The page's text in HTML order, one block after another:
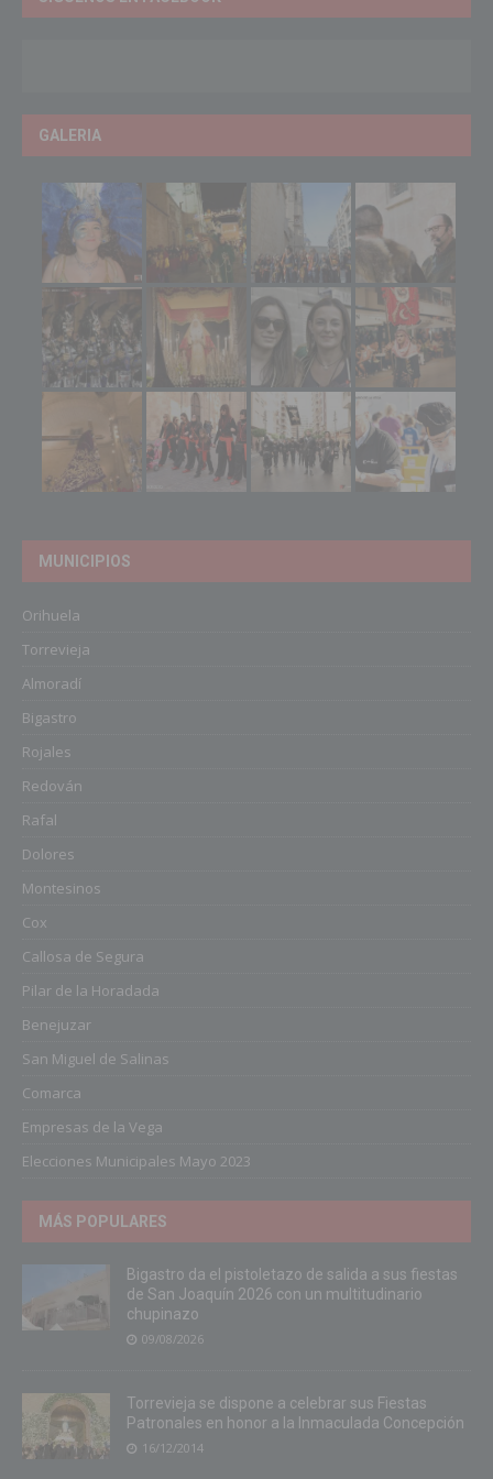
GALERIA
MUNICIPIOS
Orihuela
Torrevieja
Almoradí
Bigastro
Rojales
Redován
Rafal
Dolores
Montesinos
Cox
Callosa de Segura
Pilar de la Horadada
Benejuzar
San Miguel de Salinas
Comarca
Empresas de la Vega
Elecciones Municipales Mayo 2023
MÁS POPULARES
Bigastro da el pistoletazo de salida a sus fiestas
de San Joaquín 2026 con un multitudinario
chupinazo
09/08/2026
Torrevieja se dispone a celebrar sus Fiestas
Patronales en honor a la Inmaculada Concepción
16/12/2014